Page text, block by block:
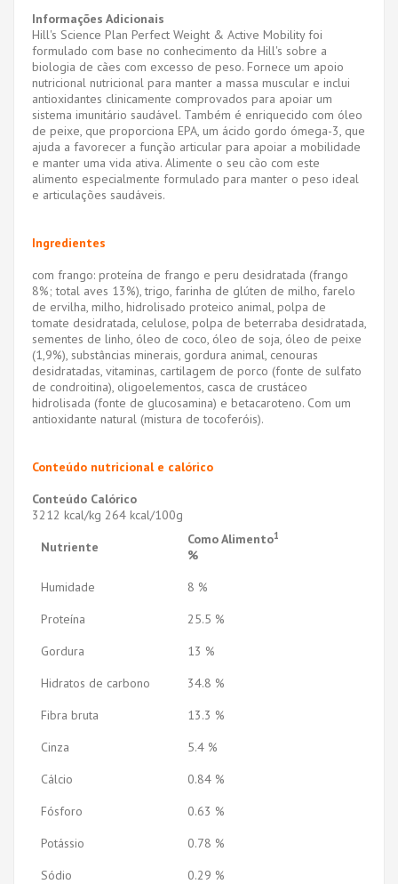
Informações Adicionais
Hill's Science Plan Perfect Weight & Active Mobility foi
formulado com base no conhecimento da Hill's sobre a
biologia de cães com excesso de peso. Fornece um apoio
nutricional nutricional para manter a massa muscular e inclui
antioxidantes clinicamente comprovados para apoiar um
sistema imunitário saudável. Também é enriquecido com óleo
de peixe, que proporciona EPA, um ácido gordo ómega-3, que
ajuda a favorecer a função articular para apoiar a mobilidade
e manter uma vida ativa. Alimente o seu cão com este
alimento especialmente formulado para manter o peso ideal
e articulações saudáveis.
Ingredientes
com frango: proteína de frango e peru desidratada (frango
8%; total aves 13%), trigo, farinha de glúten de milho, farelo
de ervilha, milho, hidrolisado proteico animal, polpa de
tomate desidratada, celulose, polpa de beterraba desidratada,
sementes de linho, óleo de coco, óleo de soja, óleo de peixe
(1,9%), substâncias minerais, gordura animal, cenouras
desidratadas, vitaminas, cartilagem de porco (fonte de sulfato
de condroitina), oligoelementos, casca de crustáceo
hidrolisada (fonte de glucosamina) e betacaroteno. Com um
antioxidante natural (mistura de tocoferóis).
Conteúdo nutricional e calórico
Conteúdo Calórico
3212 kcal/kg 264 kcal/100g
Nutriente
Como Alimento1
%
Humidade
8 %
Proteína
25.5 %
Gordura
13 %
Hidratos de carbono
34.8 %
Fibra bruta
13.3 %
Cinza
5.4 %
Cálcio
0.84 %
Fósforo
0.63 %
Potássio
0.78 %
Sódio
0.29 %